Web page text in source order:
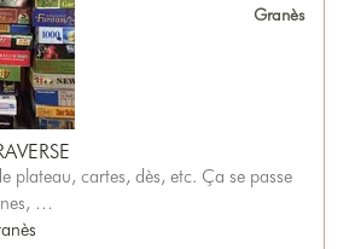
Granès
plateau, cartes, dès, etc. Ça se passe
…